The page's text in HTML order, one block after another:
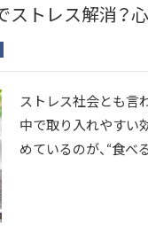
ストレス解消？
ストレス社会とも言
中で取り入れやすい
めているのが、“食べ